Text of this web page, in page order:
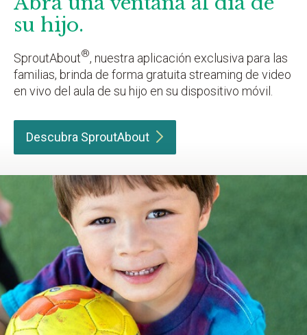
su hijo.
SproutAbout®, nuestra aplicación exclusiva para las
familias, brinda de forma gratuita streaming de video
en vivo del aula de su hijo en su dispositivo móvil.
Descubra SproutAbout